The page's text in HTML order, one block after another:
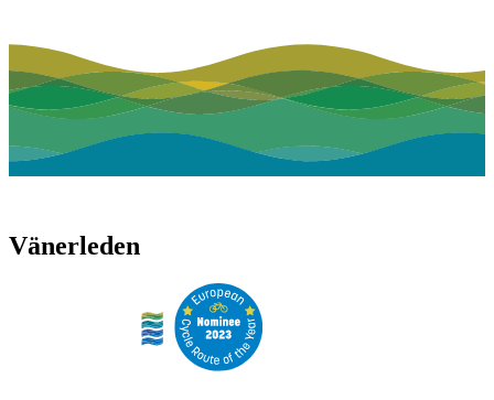
Vänerleden